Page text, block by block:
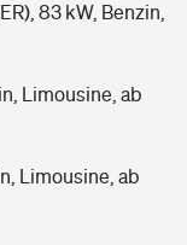
83 kW, Benzin,
Limousine, ab
Limousine, ab